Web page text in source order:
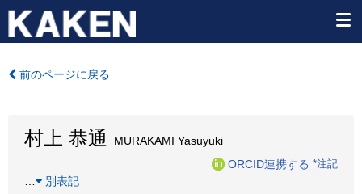
前のページに戻る
村上 恭通
MURAKAMI Yasuyuki
ORCID連携する *注記
別表記